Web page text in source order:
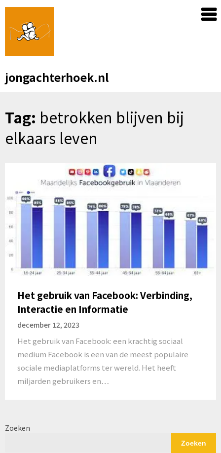
Skip
content
jongachterhoek.nl
Tag: betrokken blijven bij
elkaars leven
Het gebruik van Facebook: Verbinding,
Interactie en Informatie
december 12, 2023
Het gebruik van Facebook: een krachtig sociaal
medium Facebook is een van de meest populaire
sociale mediaplatforms ter wereld. Het heeft
miljarden gebruikers en…
Zoeken
Zoeken